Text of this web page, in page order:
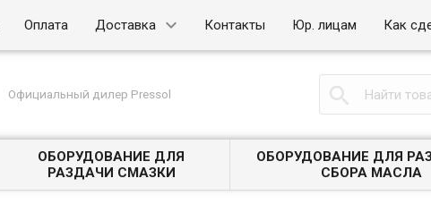
Оплата Доставка Контакты Юр. лицам Как
Официальный дилер Pressol 
ОБОРУДОВАНИЕ ДЛЯ
РАЗДАЧИ СМАЗКИ
ОБОРУДОВАНИЕ ДЛЯ
СБОРА МАСЛА